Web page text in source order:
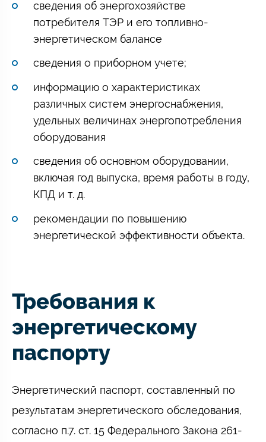
сведения об энергохозяйстве
потребителя ТЭР и его топливно-
энергетическом балансе
сведения о приборном учете;
информацию о характеристиках
различных систем энергоснабжения,
удельных величинах энергопотребления
оборудования
сведения об основном оборудовании,
включая год выпуска, время работы в году,
КПД и т. д.
рекомендации по повышению
энергетической эффективности объекта.
Требования к
энергетическому
паспорту
Энергетический паспорт, составленный по
результатам энергетического обследования,
согласно п.7. ст. 15 Федерального Закона 261-